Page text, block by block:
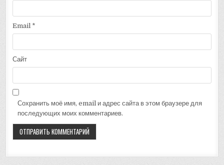
Email *
Сайт
Сохранить моё имя, email и адрес сайта в этом браузере для
последующих моих комментариев.